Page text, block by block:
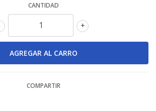
CANTIDAD
+
COMPARTIR